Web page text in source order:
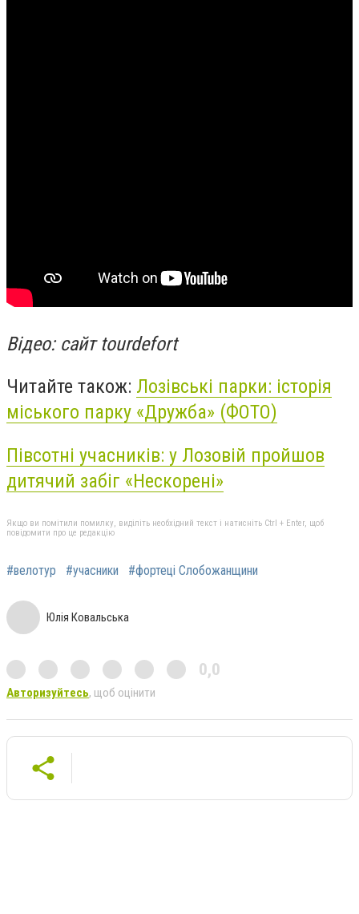
Відео: сайт tourdefort
Читайте також: Лозівські парки: історія
міського парку «Дружба» (ФОТО)
Півсотні учасників: у Лозовій пройшов
дитячий забіг «Нескорені»
Якщо ви помітили помилку, виділіть необхідний текст і натисніть Ctrl + Enter, щоб
повідомити про це редакцію
#велотур #учасники #фортеці Слобожанщини
Юлія Ковальська
0,0
Авторизуйтесь, щоб оцінити